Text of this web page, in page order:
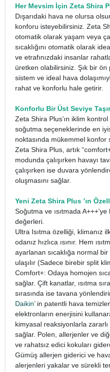
Her Mevsim İçin Zeta Shira
Dışarıdaki hava ne olursa
konforu isteyebilirsiniz. Zeta
otomatik olarak yaşam veya
sıcaklığını otomatik olarak
ve etrafınızdaki insanlar
üretken olabilirsiniz. Şık bir
sistem ve ideal hava
rahat ve konforlu hale getirir.
Konforlu Bir Üst Seviye Taşır
Zeta Shira Plus’ın iklim
soğutma seçeneklerinde en
noktasında mükemmel
Zeta Shira Plus, artık
modunda çalışırken havayı
çalışırken ise duvara
oluşmasını sağlar.
Yeni Zeta Shira Plus ’ın
Soğutma ve ısıtmada
değerleri.
Ultra Isıtma özelliği, klimanız
odanız hızlıca ısınır. Hem
ayarlanan sıcaklığa normal
ulaşılır (Sadece birebir split
Comfort+: Odaya homojen
sağlar. Çift kanatlar, ısıtma
sırasında ise tavana
Daikin’ in patentli hava
elektronların enerjisini
kimyasal reaksiyonlarla
sağlar. Polen, allerjenler ve
ve rahatsız edici kokuları
Gümüş allerjen giderici ve
alerjenleri yakalar ve sürekli